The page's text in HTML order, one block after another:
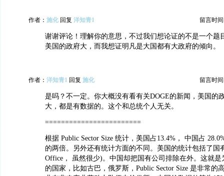
作者： 施化 回复 洋知青1 留言时间
谢谢评论！理解你的意思，不过我们想论证的不是一个题
美国的政府大，而我想证明凡是大国都有大政府的倾向。
作者： 洋知青1 回复 施化 留言时间
是吗？不一定。你大概没有看有关DOGE的新闻，美国的
大，都是有数据的。这个和总统个人无关。
========================
根据 Public Sector Size 统计，美国占13.4%， 中国占
的两倍。另外还有统计方面的不同。美国的统计包括了国
Office， 虽然很少)。中国却把国有公司排除在外。这就是
的国家，比如古巴，俄罗斯，Public Sector Size 是非常的